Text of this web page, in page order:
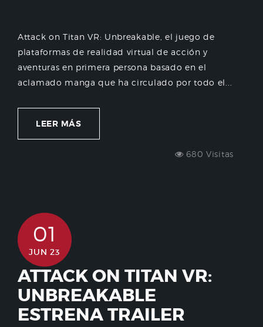
Attack on Titan VR: Unbreakable, el juego de
plataformas de realidad virtual de acción y
aventuras en primera persona basado en el
aclamado manga que ha circulado por todo el...
LEER MÁS
680 Visitas
01
JUN 23
ATTACK ON TITAN VR:
UNBREAKABLE
ESTRENA TRAILER